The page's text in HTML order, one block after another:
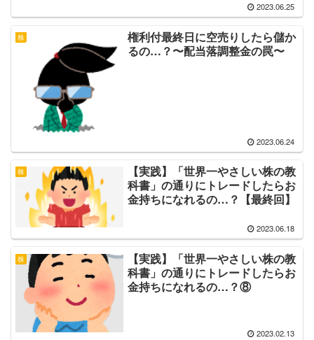
2023.06.25
株
権利付最終日に空売りしたら儲か
るの…？〜配当落調整金の罠〜
2023.06.24
株
【実践】「世界一やさしい株の教
科書」の通りにトレードしたらお
金持ちになれるの…？【最終回】
2023.06.18
株
【実践】「世界一やさしい株の教
科書」の通りにトレードしたらお
金持ちになれるの…？⑧
2023.02.13